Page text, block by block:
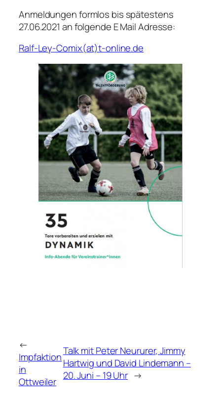
Anmeldungen formlos bis spätestens
27.06.2021 an folgende E Mail Adresse:
Ralf-Ley-Comix(at)t-online.de
←
Impfaktion
in
Ottweiler
Talk mit Peter Neururer, Jimmy
Hartwig und David Lindemann –
20. Juni – 19 Uhr →